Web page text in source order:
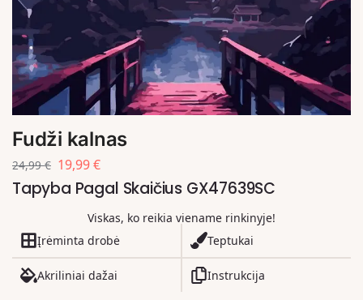
Fudži kalnas
24,99€ 19,99€
Tapyba Pagal Skaičius GX47639SC
Viskas, ko reikia viename rinkinyje!
Įrėminta drobė
Teptukai
Akriliniai dažai Instrukcija